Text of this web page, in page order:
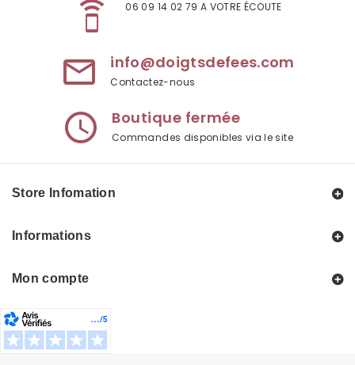
speaker_phone 06 09 14 02 79 A VOTRE ÉCOUTE
mail_outline info@doigtsdefees.com
Contactez-nous
access_time Boutique fermée
Commandes disponibles via le site
Store Infomation
Informations
Mon compte